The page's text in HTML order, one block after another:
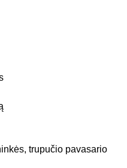
trupučio pavasario